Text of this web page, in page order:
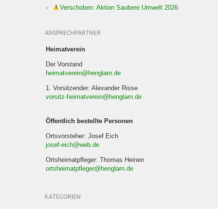
Verschoben: Aktion Saubere Umwelt 2026
ANSPRECHPARTNER
Heimatverein
Der Vorstand
heimatverein@henglarn.de
1. Vorsitzender: Alexander Risse
vorsitz-heimatverein@henglarn.de
Öffentlich bestellte Personen
Ortsvorsteher: Josef Eich
josef-eich@web.de
Ortsheimatpfleger: Thomas Heinen
ortsheimatpfleger@henglarn.de
KATEGORIEN